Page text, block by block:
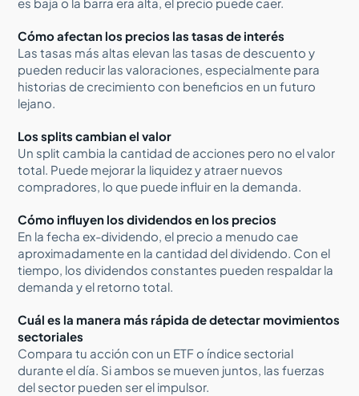
es baja o la barra era alta, el precio puede caer.
Cómo afectan los precios las tasas de interés
Las tasas más altas elevan las tasas de descuento y
pueden reducir las valoraciones, especialmente para
historias de crecimiento con beneficios en un futuro
lejano.
Los splits cambian el valor
Un split cambia la cantidad de acciones pero no el valor
total. Puede mejorar la liquidez y atraer nuevos
compradores, lo que puede influir en la demanda.
Cómo influyen los dividendos en los precios
En la fecha ex-dividendo, el precio a menudo cae
aproximadamente en la cantidad del dividendo. Con el
tiempo, los dividendos constantes pueden respaldar la
demanda y el retorno total.
Cuál es la manera más rápida de detectar movimientos
sectoriales
Compara tu acción con un ETF o índice sectorial
durante el día. Si ambos se mueven juntos, las fuerzas
del sector pueden ser el impulsor.